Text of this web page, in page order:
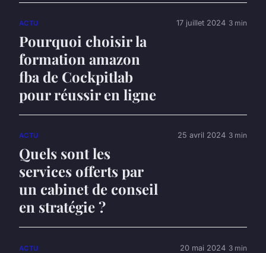
ACTU
Pourquoi choisir la
formation amazon
fba de Cockpitlab
pour réussir en ligne
17 juillet 2024 3 min
ACTU
Quels sont les
services offerts par
un cabinet de conseil
en stratégie ?
25 avril 2024 3 min
ACTU 20 mai 2024 3 min